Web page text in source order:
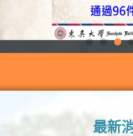
最新